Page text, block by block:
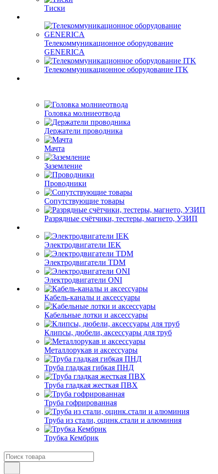
Тиски
Телекоммуникационное оборудование
GENERICA
Телекоммуникационное оборудование ITK
Головка молниеотвода
Держатели проводника
Мачта
Заземление
Проводники
Сопутствующие товары
Разрядные счётчики, тестеры, магнето, УЗИП
Электродвигатели IEK
Электродвигатели TDM
Электродвигатели ONI
Кабель-каналы и аксессуары
Кабельные лотки и аксессуары
Клипсы, дюбели, аксессуары для труб
Металлорукав и аксессуары
Труба гладкая гибкая ПНД
Труба гладкая жесткая ПВХ
Труба гофрированная
Труба из стали, оцинк.стали и алюминия
Трубка Кембрик